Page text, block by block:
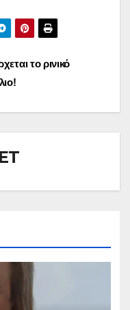
το ρινικό